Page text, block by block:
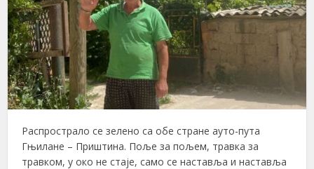
Распрострало се зелено са обе стране ауто-пута
Гњилане – Приштина. Поље за пољем, травка за
травком, у око не стаје, само се наставља и наставља